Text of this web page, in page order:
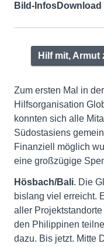
Bild-InfosDownload
Hilf mit, Armut
Zum ersten Mal in
Hilfsorganisation
konnten sich alle
Südostasiens
Finanziell möglich
eine großzügige
Hösbach/Bali. Die
bislang viel erreicht.
aller
den Philippinen
dazu. Bis jetzt. Mitte